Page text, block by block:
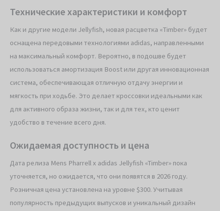
Технические характеристики и комфорт
Как и другие модели Jellyfish, новая расцветка «Timber» будет
оснащена передовыми технологиями adidas, направленными
на максимальный комфорт. Вероятно, в подошве будет
использоваться амортизация Boost или другая инновационная
система, обеспечивающая отличную отдачу энергии и
мягкость при ходьбе. Это делает кроссовки идеальными как
для активного образа жизни, так и для тех, кто ценит
удобство в течение всего дня.
Ожидаемая доступность и цена
Дата релиза Mens Pharrell x adidas Jellyfish «Timber» пока
уточняется, но ожидается, что они появятся в 2026 году.
Розничная цена установлена на уровне $300. Учитывая
популярность предыдущих выпусков и уникальный дизайн